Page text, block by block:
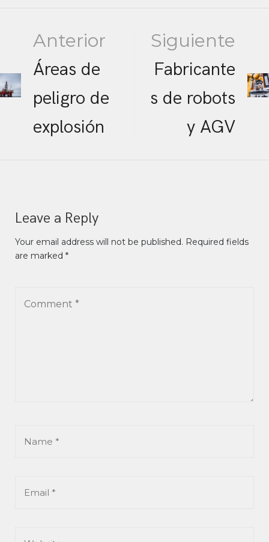
Anterior
Áreas de
peligro de
explosión
Siguiente
Fabricante
s de robots
y AGV
Leave a Reply
Your email address will not be published. Required fields
are marked *